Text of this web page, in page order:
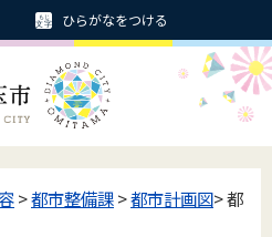
ひらがなをつける
>都市整備課>都市計画図> 都